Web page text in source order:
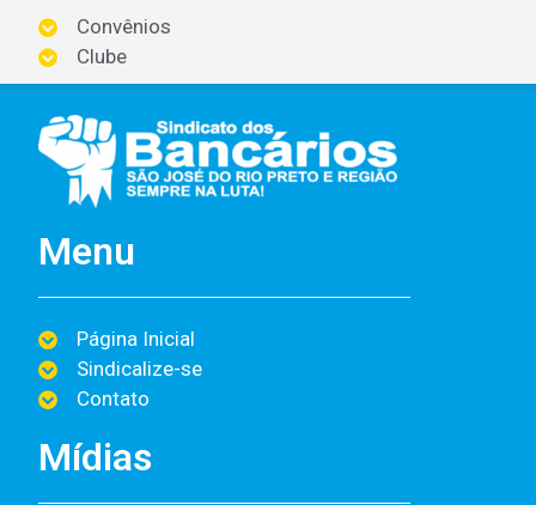
Convênios
Clube
Menu
Página Inicial
Sindicalize-se
Contato
Mídias